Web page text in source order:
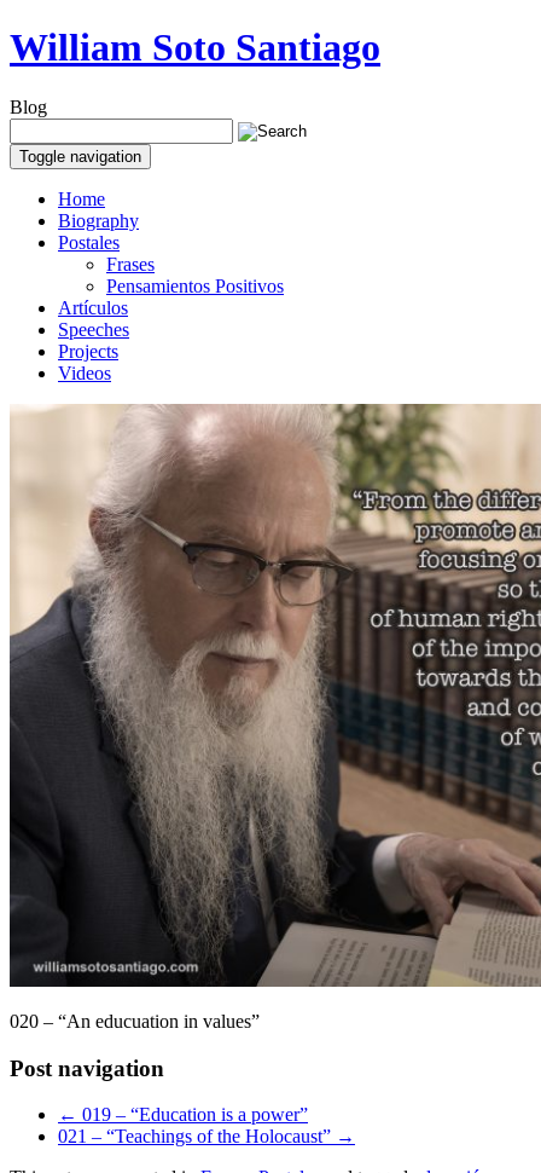
William Soto Santiago
Blog
Toggle navigation
Home
Biography
Postales
Frases
Pensamientos Positivos
Artículos
Speeches
Projects
Videos
020 – “An educuation in values”
Post navigation
← 019 – “Education is a power”
021 – “Teachings of the Holocaust” →